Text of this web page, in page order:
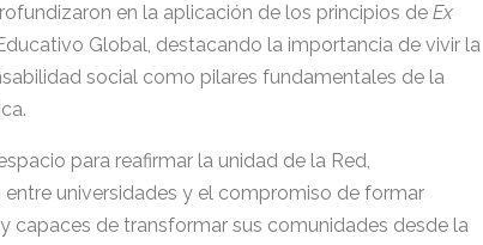
en la aplicación de los principios deEx
Global, destacando la importancia de vivir la
social como pilares fundamentales de la
para reafirmar la unidad de la Red,
universidades y el compromiso de formar
capaces de transformar sus comunidades desde la